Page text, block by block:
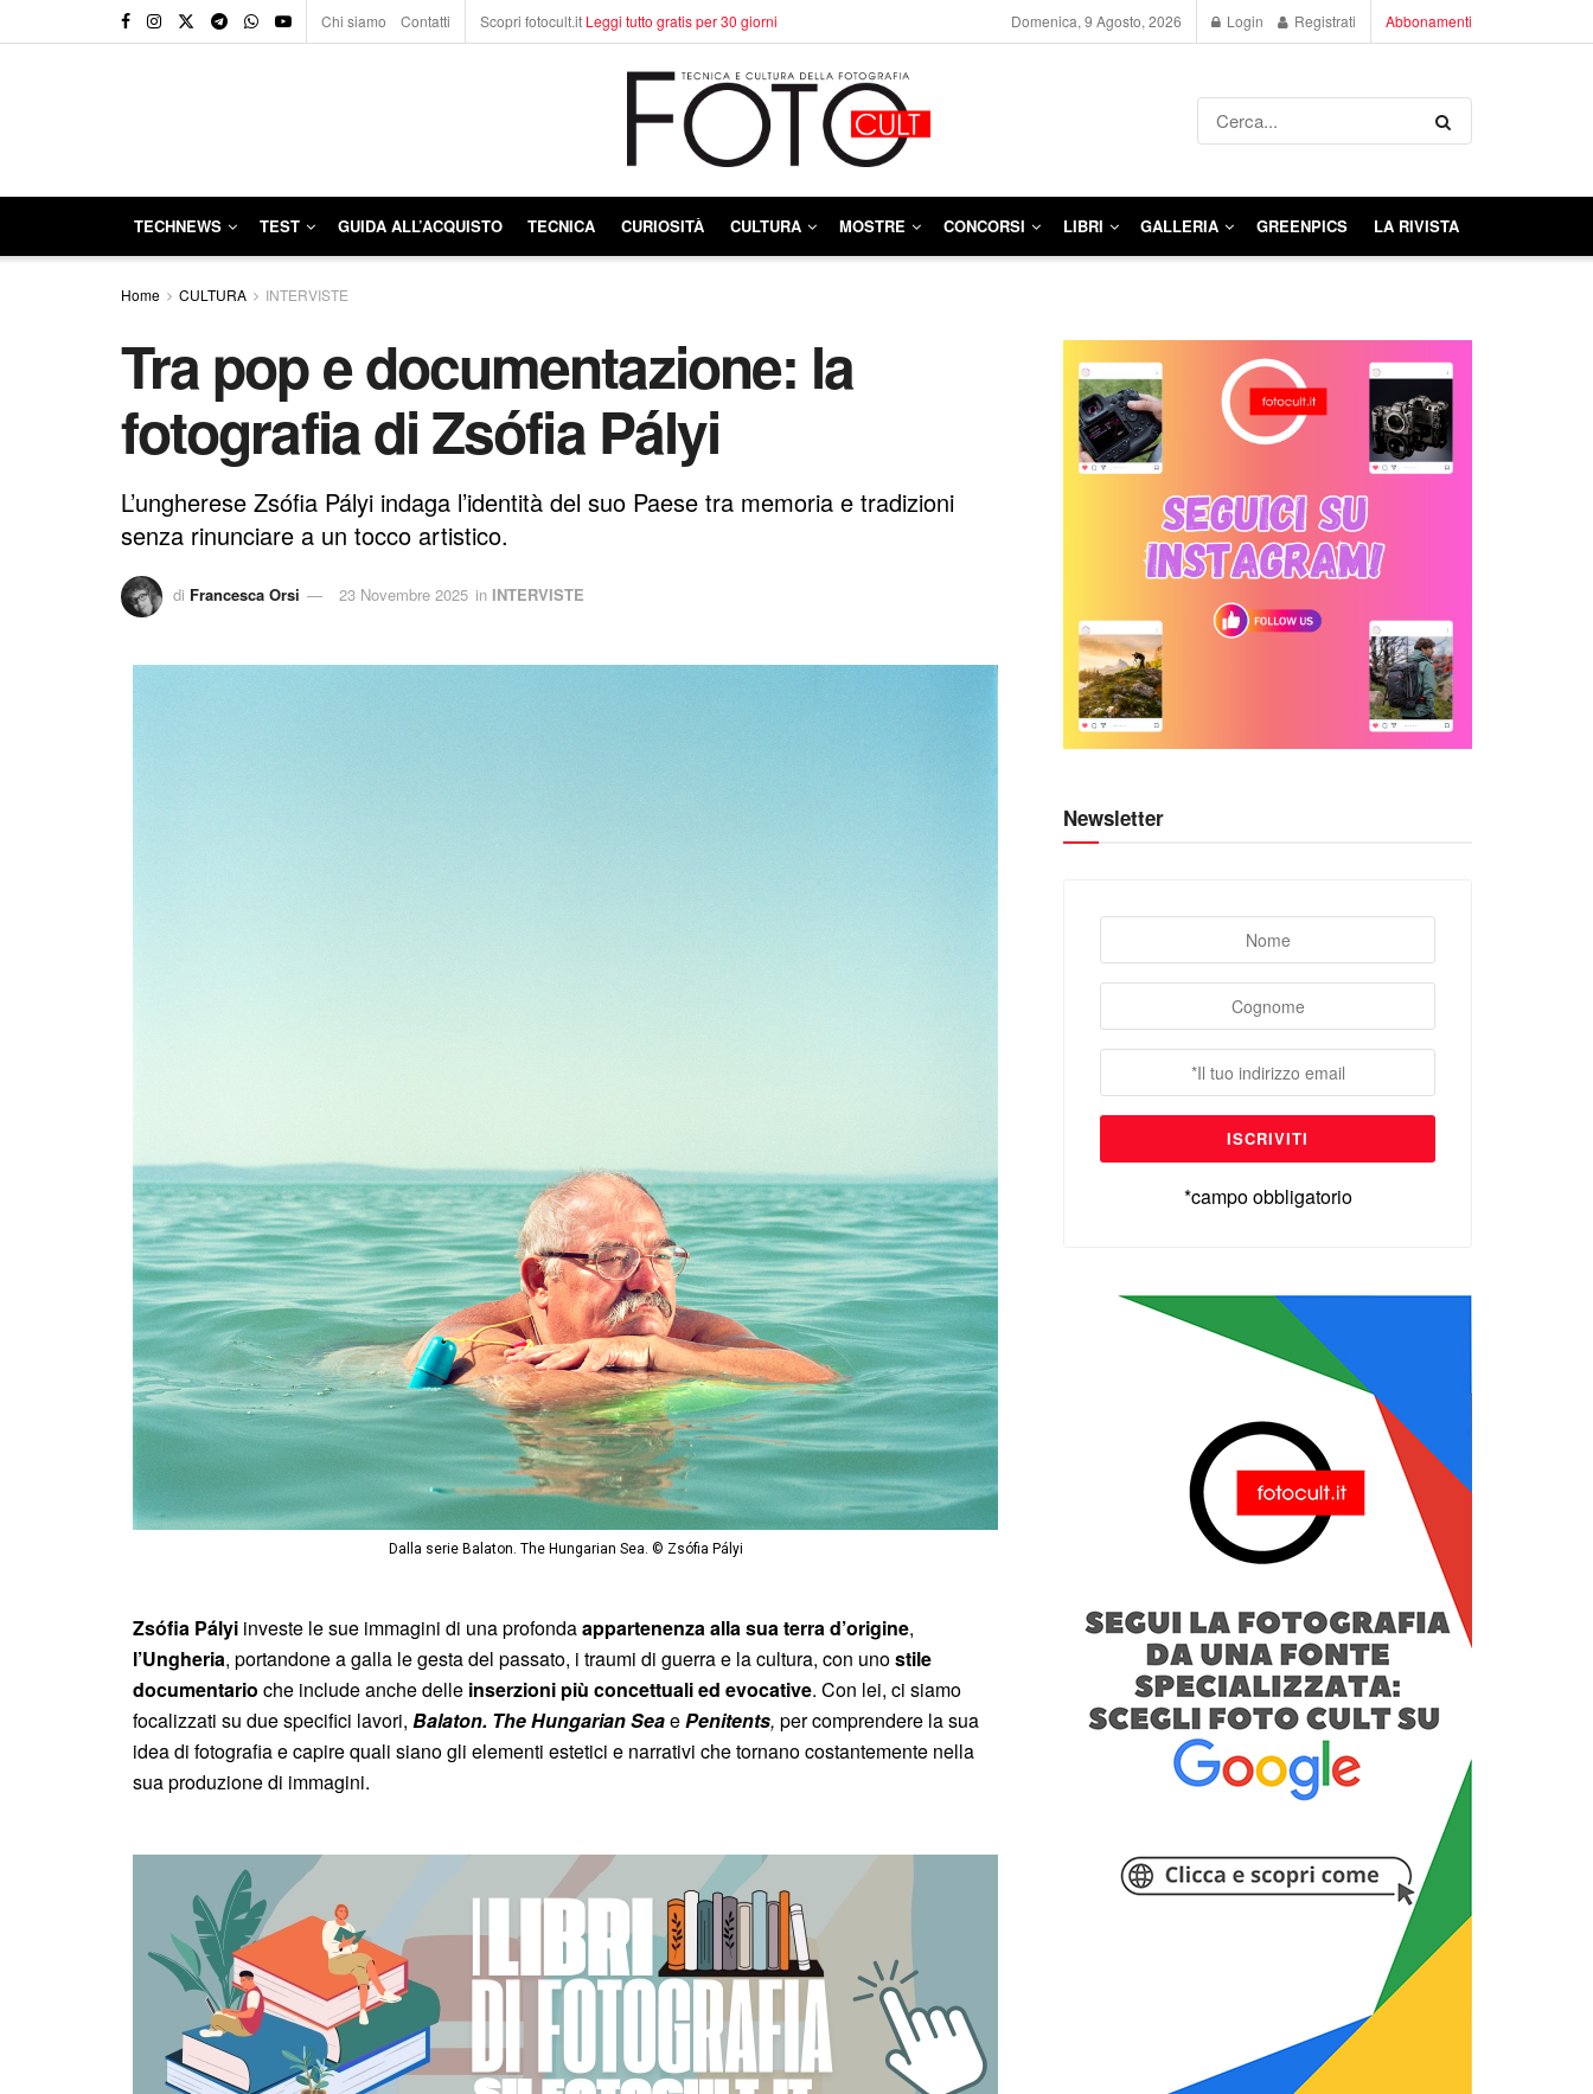
Chi siamo Contatti Scopri fotocult.it Leggi tutto gratis per 30 giorni Domenica, 9 Agosto, 2026 Login Registrati Abbonamenti
TECHNEWS TEST GUIDA ALL’ACQUISTO TECNICA CURIOSITÀ CULTURA MOSTRE CONCORSI LIBRI GALLERIA GREENPICS LA RIVISTA
Home CULTURA INTERVISTE
Tra pop e documentazione: la
fotografia di Zsófia Pályi
L’ungherese Zsófia Pályi indaga l’identità del suo Paese tra memoria e tradizioni
senza rinunciare a un tocco artistico.
di Francesca Orsi 23 Novembre 2025 in INTERVISTE
Dalla serie Balaton. The Hungarian Sea. © Zsófia Pályi
Zsófia Pályi investe le sue immagini di una profondaappartenenza alla sua terra d’origine,
l’Ungheria, portandone a galla le gesta del passato, i traumi di guerra e la cultura, con unostile
documentario che include anche delle inserzioni più concettuali ed evocative. Con lei, ci siamo
focalizzati su due specifici lavori, Balaton. The Hungarian SeaePenitents, per comprendere la sua
idea di fotografia e capire quali siano gli elementi estetici e narrativi che tornano costantemente nella
sua produzione di immagini.
Newsletter
*campo obbligatorio